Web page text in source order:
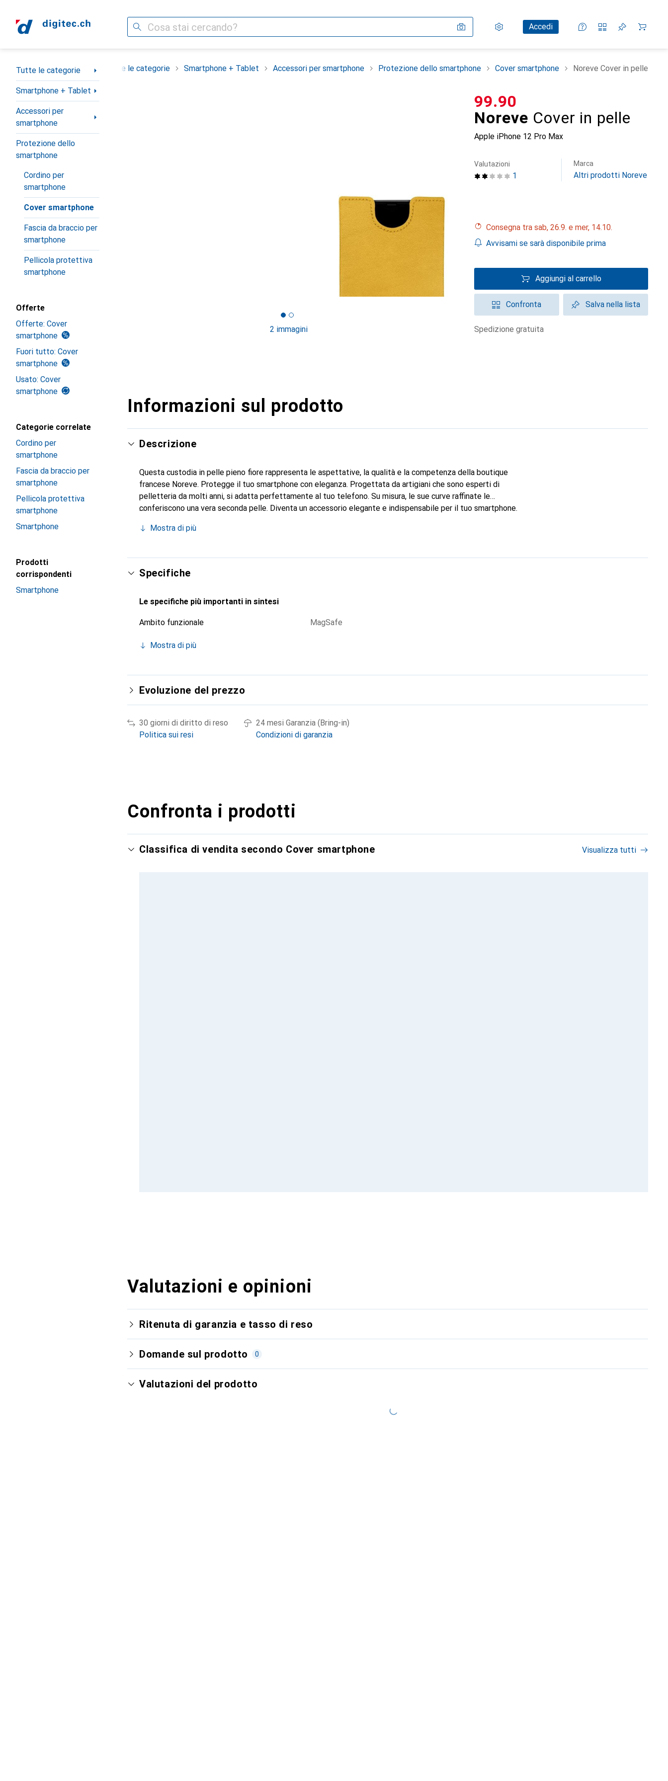
Cerca Impostazioni
Conto clienteAccedi
Liste di confronto
Liste dei desideri
Carrello
Categoria Navigazione
Tutte le categorie
Smartphone + Tablet
Accessori per
smartphone
Protezione dello
smartphone
Cordino per
smartphone
Cover smartphone
Fascia da braccio per
smartphone
Pellicola protettiva
smartphone
Offerte
Offerte: Cover
smartphone
Fuori tutto: Cover
smartphone
Usato: Cover
smartphone
Categorie correlate
Cordino per
smartphone
Fascia da braccio per
smartphone
Pellicola protettiva
smartphone
Smartphone
Prodotti
corrispondenti
Smartphone
Tutte le categorie Smartphone + Tablet Accessori per smartphone Protezione dello smartphone Cover smartphone Noreve Cover in pelle
2 immagini
Noreve Cover in pelle
Apple iPhone 12 Pro Max
CHF
99.90
1
Valutazioni Marca
Altri prodotti Noreve
Consegna tra sab, 26.9. e mer, 14.10.
Avvisami se sarà disponibile prima
Aggiungi al carrello
Confronta Salva nella lista
spedizione gratuita
Informazioni sul prodotto
Descrizione
Questa custodia in pelle pieno fiore rappresenta le aspettative, la qualità e la competenza della boutique
francese Noreve. Protegge il tuo smartphone con eleganza. Progettata da artigiani che sono esperti di
pelletteria da molti anni, si adatta perfettamente al tuo telefono. Su misura, le sue curve raffinate le
conferiscono una vera seconda pelle. Diventa un accessorio elegante e indispensabile per il tuo smartphone.
per una clientela esigente.
Mostra di più
Specifiche
Le specifiche più importanti in sintesi
Ambito funzionale MagSafe
Mostra di più
Evoluzione del prezzo
30 giorni di diritto di reso
Politica sui resi
24 mesi Garanzia (Bring-in)
Condizioni di garanzia
Confronta i prodotti
Classifica di vendita secondo Cover smartphone Visualizza tutti
Valutazioni e opinioni
Ritenuta di garanzia e tasso di reso
Domande sul prodotto 0
Valutazioni del prodotto